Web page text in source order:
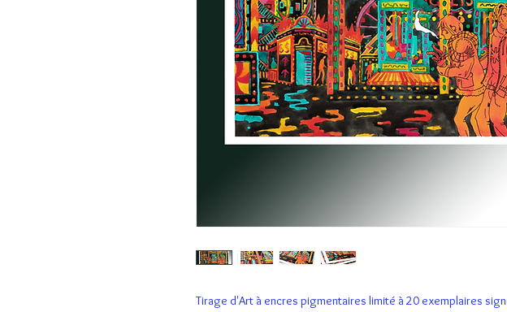
Tirage d'Art à encres pigmentaires limité à 20 exemplaires